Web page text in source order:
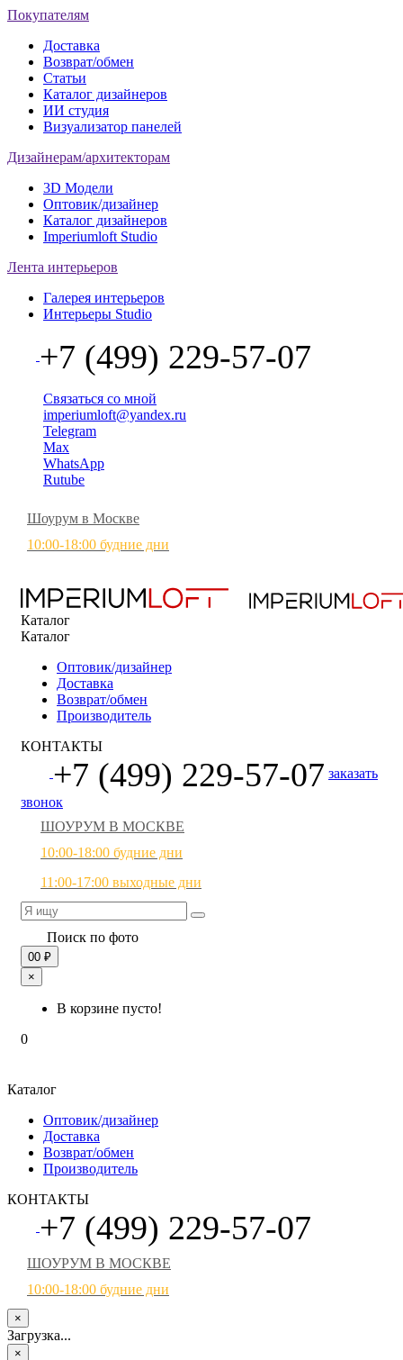
Покупателям
Доставка
Возврат/обмен
Статьи
Каталог дизайнеров
ИИ студия
Визуализатор панелей
Дизайнерам/архитекторам
3D Модели
Оптовик/дизайнер
Каталог дизайнеров
Imperiumloft Studio
Лента интерьеров
Галерея интерьеров
Интерьеры Studio
+7 (499) 229-57-07
Связаться со мной
imperiumloft@yandex.ru
Telegram
Max
WhatsApp
Rutube
Шоурум в Москве
10:00-18:00 будние дни
Каталог
Каталог
Оптовик/дизайнер
Доставка
Возврат/обмен
Производитель
КОНТАКТЫ
+7 (499) 229-57-07 заказать
звонок
ШОУРУМ В МОСКВЕ
10:00-18:00 будние дни
11:00-17:00 выходные дни
Поиск по фото
00 ₽
×
В корзине пусто!
0
Каталог
Оптовик/дизайнер
Доставка
Возврат/обмен
Производитель
КОНТАКТЫ
+7 (499) 229-57-07
ШОУРУМ В МОСКВЕ
10:00-18:00 будние дни
×
Загрузка...
×